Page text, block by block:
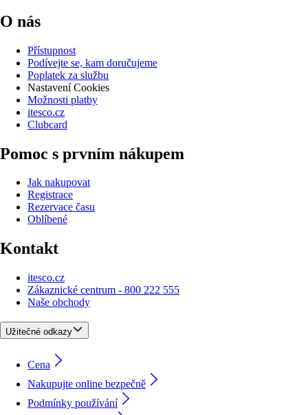
O nás
Přístupnost
Podívejte se, kam doručujeme
Poplatek za službu
Nastavení Cookies
Možnosti platby
itesco.cz
Clubcard
Pomoc s prvním nákupem
Jak nakupovat
Registrace
Rezervace času
Oblíbené
Kontakt
itesco.cz
Zákaznické centrum - 800 222 555
Naše obchody
Užitečné odkazy
Cena
Nakupujte online bezpečně
Podmínky používání